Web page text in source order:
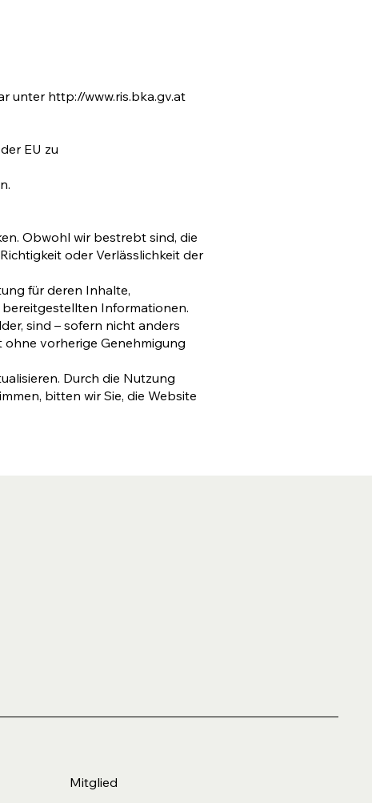
unter http://www.ris.bka.gv.at
EU zu
Obwohl wir bestrebt sind, die
oder Verlässlichkeit der
für deren Inhalte,
Informationen.
sind – sofern nicht anders
ohne vorherige Genehmigung
Durch die Nutzung
bitten wir Sie, die Website
Mitglied